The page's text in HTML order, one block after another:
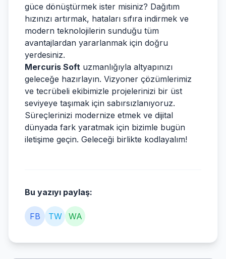
güce dönüştürmek ister misiniz? Dağıtım
hızınızı artırmak, hataları sıfıra indirmek ve
modern teknolojilerin sunduğu tüm
avantajlardan yararlanmak için doğru
yerdesiniz.
Mercuris Soft uzmanlığıyla altyapınızı
geleceğe hazırlayın. Vizyoner çözümlerimiz
ve tecrübeli ekibimizle projelerinizi bir üst
seviyeye taşımak için sabırsızlanıyoruz.
Süreçlerinizi modernize etmek ve dijital
dünyada fark yaratmak için bizimle bugün
iletişime geçin. Geleceği birlikte kodlayalım!
Bu yazıyı paylaş:
FB TW WA